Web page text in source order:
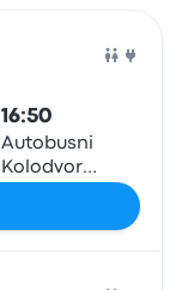
16:50
Autobusni
Kolodvor